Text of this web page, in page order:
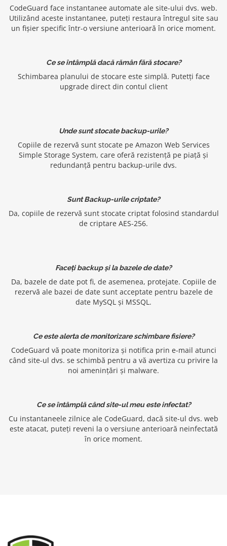
CodeGuard face instantanee automate ale site-ului dvs. web.
Utilizând aceste instantanee, puteți restaura întregul site sau
un fișier specific într-o versiune anterioară în orice moment.
Ce se întâmplă dacă rămân fără stocare?
Schimbarea planului de stocare este simplă. Putetți face
upgrade direct din contul client
Unde sunt stocate backup-urile?
Copiile de rezervă sunt stocate pe Amazon Web Services
Simple Storage System, care oferă rezistență pe piață și
redundanță pentru backup-urile dvs.
Sunt Backup-urile criptate?
Da, copiile de rezervă sunt stocate criptat folosind standardul
de criptare AES-256.
Faceți backup și la bazele de date?
Da, bazele de date pot fi, de asemenea, protejate. Copiile de
rezervă ale bazei de date sunt acceptate pentru bazele de
date MySQL și MSSQL.
Ce este alerta de monitorizare schimbare fisiere?
CodeGuard vă poate monitoriza și notifica prin e-mail atunci
când site-ul dvs. se schimbă pentru a vă avertiza cu privire la
noi amenințări și malware.
Ce se întâmplă când site-ul meu este infectat?
Cu instantaneele zilnice ale CodeGuard, dacă site-ul dvs. web
este atacat, puteți reveni la o versiune anterioară neinfectată
în orice moment.